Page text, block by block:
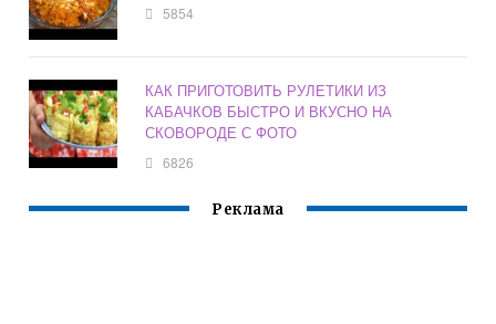
5854
КАК ПРИГОТОВИТЬ РУЛЕТИКИ ИЗ
КАБАЧКОВ БЫСТРО И ВКУСНО НА
СКОВОРОДЕ С ФОТО
6826
Реклама